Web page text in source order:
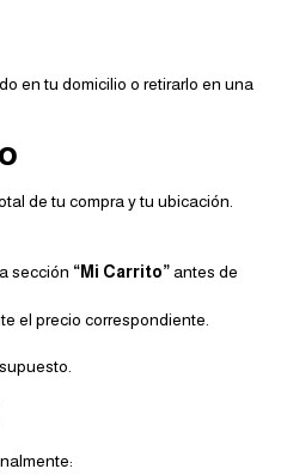
en tu domicilio o retirarlo en una
de tu compra y tu ubicación.
sección “Mi Carrito”antes de
el precio correspondiente.